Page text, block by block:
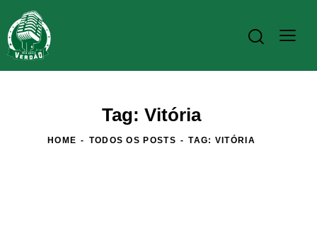
Tag: Vitória
HOME TODOS OS POSTS TAG: VITÓRIA